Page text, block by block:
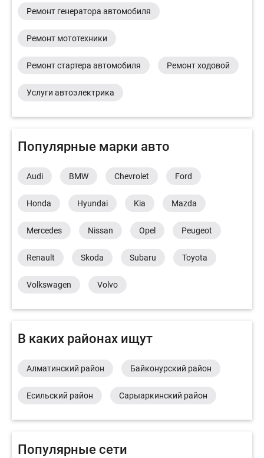
Ремонт генератора автомобиля
Ремонт мототехники
Ремонт стартера автомобиля Ремонт ходовой
Услуги автоэлектрика
Популярные марки авто
Audi BMW Chevrolet Ford
Honda Hyundai Kia Mazda
Mercedes Nissan Opel Peugeot
Renault Skoda Subaru Toyota
Volkswagen Volvo
В каких районах ищут
Алматинский район Байконурский район
Есильский район Сарыаркинский район
Популярные сети